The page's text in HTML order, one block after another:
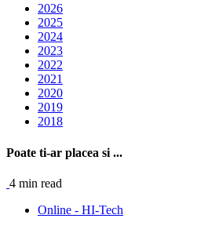
2026
2025
2024
2023
2022
2021
2020
2019
2018
Poate ti-ar placea si ...
4 min read
Online - HI-Tech